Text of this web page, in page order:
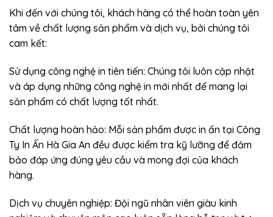
Khi đến với chúng tôi, khách hàng có thể hoàn toàn yên
tâm về chất lượng sản phẩm và dịch vụ, bởi chúng tôi
cam kết:
Sử dụng công nghệ in tiên tiến: Chúng tôi luôn cập nhật
và áp dụng những công nghệ in mới nhất để mang lại
sản phẩm có chất lượng tốt nhất.
Chất lượng hoàn hảo: Mỗi sản phẩm được in ấn tại Công
Ty In Ấn Hà Gia An đều được kiểm tra kỹ lưỡng để đảm
bảo đáp ứng đúng yêu cầu và mong đợi của khách
hàng.
Dịch vụ chuyên nghiệp: Đội ngũ nhân viên giàu kinh